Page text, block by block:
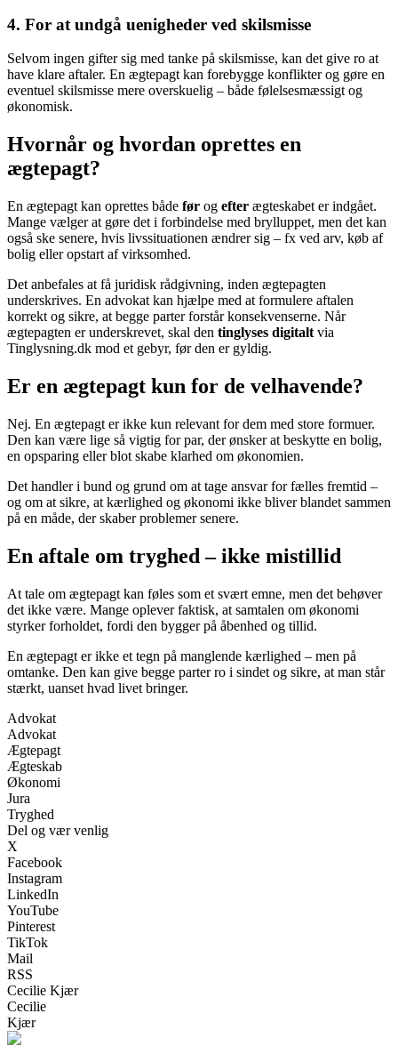
4. For at undgå uenigheder ved skilsmisse
Selvom ingen gifter sig med tanke på skilsmisse, kan det give ro at
have klare aftaler. En ægtepagt kan forebygge konflikter og gøre en
eventuel skilsmisse mere overskuelig – både følelsesmæssigt og
økonomisk.
Hvornår og hvordan oprettes en
ægtepagt?
En ægtepagt kan oprettes både før og efter ægteskabet er indgået.
Mange vælger at gøre det i forbindelse med brylluppet, men det kan
også ske senere, hvis livssituationen ændrer sig – fx ved arv, køb af
bolig eller opstart af virksomhed.
Det anbefales at få juridisk rådgivning, inden ægtepagten
underskrives. En advokat kan hjælpe med at formulere aftalen
korrekt og sikre, at begge parter forstår konsekvenserne. Når
ægtepagten er underskrevet, skal den tinglyses digitalt via
Tinglysning.dk mod et gebyr, før den er gyldig.
Er en ægtepagt kun for de velhavende?
Nej. En ægtepagt er ikke kun relevant for dem med store formuer.
Den kan være lige så vigtig for par, der ønsker at beskytte en bolig,
en opsparing eller blot skabe klarhed om økonomien.
Det handler i bund og grund om at tage ansvar for fælles fremtid –
og om at sikre, at kærlighed og økonomi ikke bliver blandet sammen
på en måde, der skaber problemer senere.
En aftale om tryghed – ikke mistillid
At tale om ægtepagt kan føles som et svært emne, men det behøver
det ikke være. Mange oplever faktisk, at samtalen om økonomi
styrker forholdet, fordi den bygger på åbenhed og tillid.
En ægtepagt er ikke et tegn på manglende kærlighed – men på
omtanke. Den kan give begge parter ro i sindet og sikre, at man står
stærkt, uanset hvad livet bringer.
Advokat
Advokat
Ægtepagt
Ægteskab
Økonomi
Jura
Tryghed
Del og vær venlig
X
Facebook
Instagram
LinkedIn
YouTube
Pinterest
TikTok
Mail
RSS
Cecilie Kjær
Cecilie
Kjær